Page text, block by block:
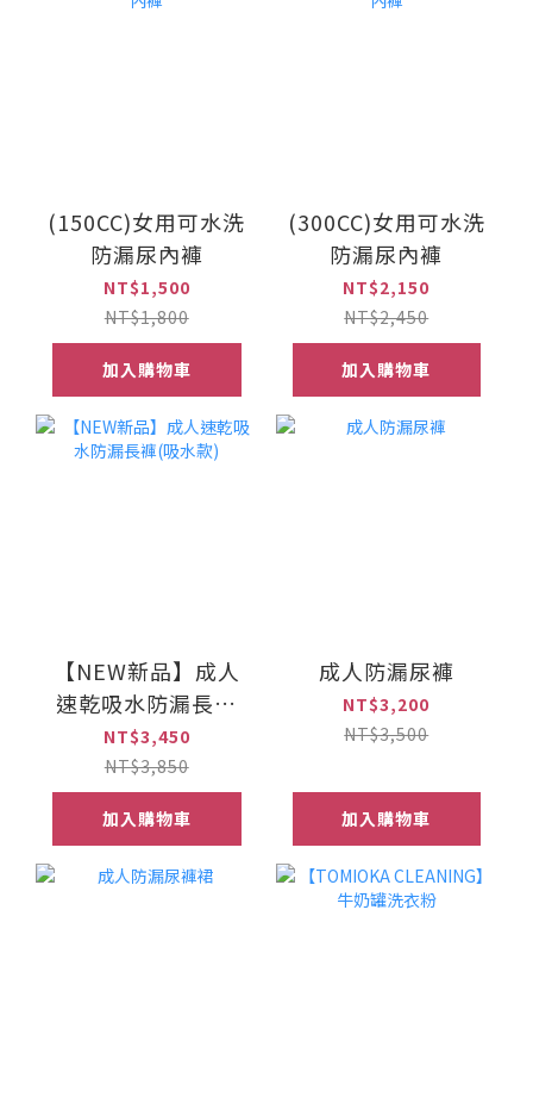
(150CC)女用可水洗
防漏尿內褲
NT$1,500
NT$1,800
加入購物車
(300CC)女用可水洗
防漏尿內褲
NT$2,150
NT$2,450
加入購物車
【NEW新品】成人
速乾吸水防漏長褲
(吸水款)
NT$3,450
NT$3,850
加入購物車
成人防漏尿褲
NT$3,200
NT$3,500
加入購物車